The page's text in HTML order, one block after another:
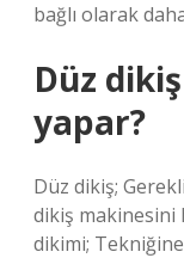
bağlı olarak
Düz
yapar?
Düz dikiş;
dikiş makinesini
dikimi;